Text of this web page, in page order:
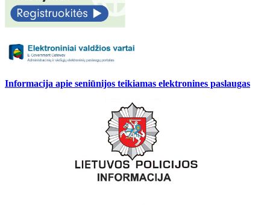
Informacija apie seniūnijos teikiamas elektronines paslaugas